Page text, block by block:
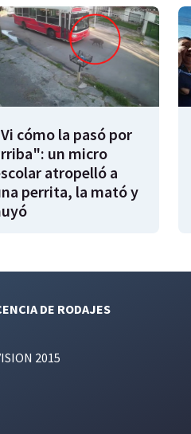
cómo la pasó por
un micro
atropelló a
perrita, la mató y
DE RODAJES
2015